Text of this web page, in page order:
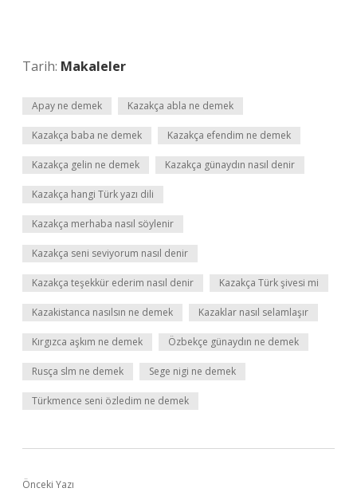
Tarih: Makaleler
Apay ne demek Kazakça abla ne demek
Kazakça baba ne demek Kazakça efendim ne demek
Kazakça gelin ne demek Kazakça günaydın nasıl denir
Kazakça hangi Türk yazı dili
Kazakça merhaba nasıl söylenir
Kazakça seni seviyorum nasıl denir
Kazakça teşekkür ederim nasıl denir Kazakça Türk şivesi mi
Kazakistanca nasılsın ne demek Kazaklar nasıl selamlaşır
Kırgızca aşkım ne demek Özbekçe günaydın ne demek
Rusça slm ne demek Sege nigi ne demek
Türkmence seni özledim ne demek
Önceki Yazı